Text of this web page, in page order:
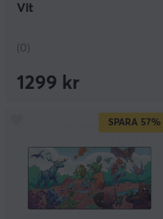
Vit
(0)
1299 kr
SPARA 57%